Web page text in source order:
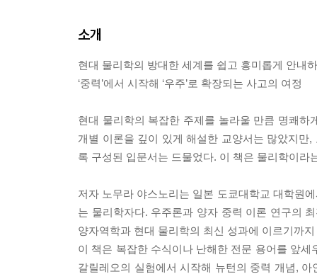
소개
현대 물리학의 방대한 세계를 쉽고 흥미롭게 안내
‘중력’에서 시작해 ‘우주’로 확장되는 사고의 여정
현대 물리학의 복잡한 주제를 놀라울 만큼 명쾌
개별 이론을 깊이 있게 해설한 교양서는 많았지
록 구성된 입문서는 드물었다. 이 책은 물리학이
저자 노무라 야스노리는 일본 도쿄대학교 대학원
는 물리학자다. 우주론과 양자 중력 이론 연구의
양자역학과 현대 물리학의 최신 성과에 이르기까
이 책은 복잡한 수식이나 난해한 전문 용어를 앞
갈릴레오의 실험에서 시작해 뉴턴의 중력 개념,